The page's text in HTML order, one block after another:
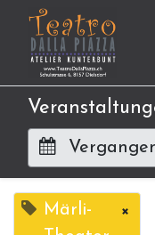
Märli-
×